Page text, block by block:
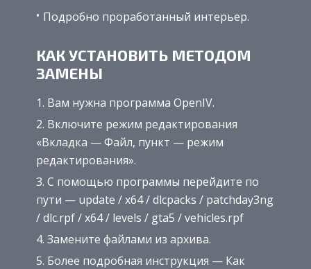
Подробно проработанный интерьер.
КАК УСТАНОВИТЬ МЕТОДОМ
ЗАМЕНЫ
Вам нужна программа OpenIV.
Включите режим редактирования
«Вкладка — Файл, пункт — режим
редактирования».
С помощью программы перейдите по
пути — update / x64 / dlcpacks / patchday3ng
/ dlc.rpf / x64 / levels / gta5 / vehicles.rpf
Замените файлами из архива.
Более подробная инструкция — Как